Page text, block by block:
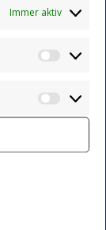
Immer aktiv
–